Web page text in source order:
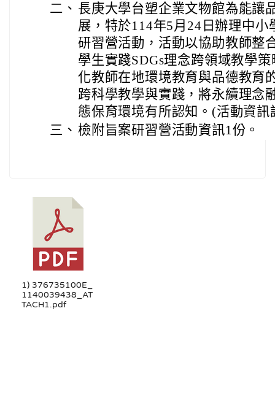
二、 長庚大學台塑企業文物館為能讓
展，特於114年5月24日辦理中
研習營活動，活動以協助教師整
學生實踐SDGs理念跨領域教學
化教師在地環境教育與品德教育
跨科學教學與實踐，將永續理念
態保育環境有所認知。(活動資訊
三、 檢附旨案研習營活動資訊1份。
1) 376735100E_
1140039438_AT
TACH1.pdf